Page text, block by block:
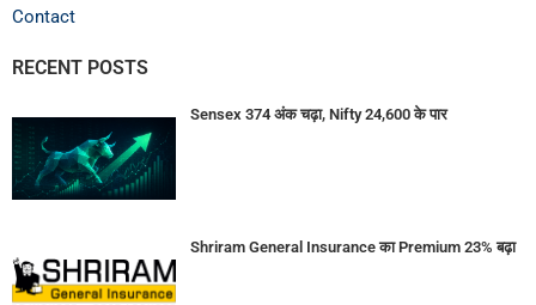
Contact
RECENT POSTS
Sensex 374 अंक चढ़ा, Nifty 24,600 के पार
Shriram General Insurance का Premium 23% बढ़ा